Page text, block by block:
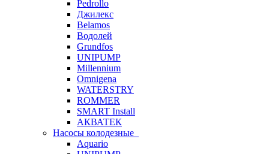
Pedrollo
Джилекс
Belamos
Водолей
Grundfos
UNIPUMP
Millennium
Omnigena
WATERSTRY
ROMMER
SMART Install
АКВАТЕК
Насосы колодезные
Aquario